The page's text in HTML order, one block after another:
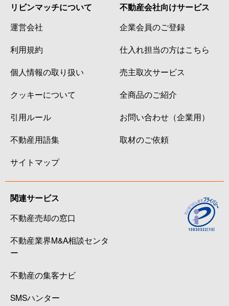
リビンマッチについて
運営会社
利用規約
個人情報の取り扱い
クッキーについて
引用ルール
不動産用語集
サイトマップ
不動産会社向けサービス
企業会員のご登録
仕入れ担当の方はこちら
売主取次サービス
全商品のご紹介
お問い合わせ（企業用）
取材のご依頼
関連サービス
不動産売却の窓口
不動産業界M&A相談センタ
ー
不動産の集客ナビ
SMSハンター